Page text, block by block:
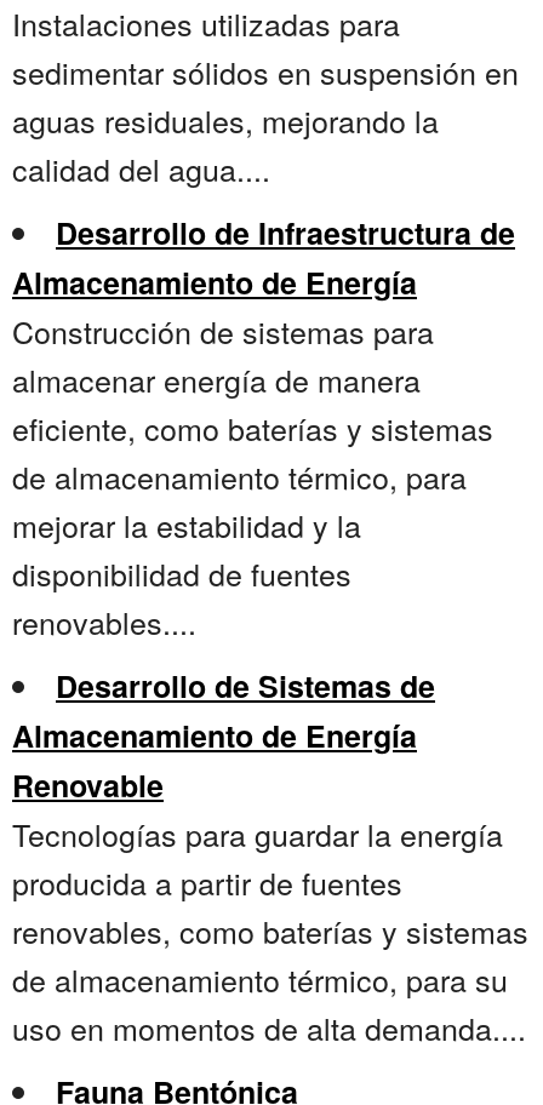
Instalaciones utilizadas para
sedimentar sólidos en suspensión en
aguas residuales, mejorando la
calidad del agua....
Desarrollo de Infraestructura de
Almacenamiento de Energía
Construcción de sistemas para
almacenar energía de manera
eficiente, como baterías y sistemas
de almacenamiento térmico, para
mejorar la estabilidad y la
disponibilidad de fuentes
renovables....
Desarrollo de Sistemas de
Almacenamiento de Energía
Renovable
Tecnologías para guardar la energía
producida a partir de fuentes
renovables, como baterías y sistemas
de almacenamiento térmico, para su
uso en momentos de alta demanda....
Fauna Bentónica